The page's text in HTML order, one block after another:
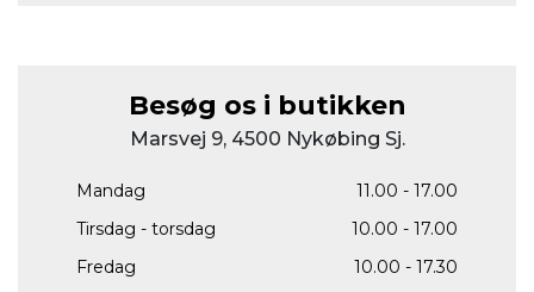
Besøg os i butikken
Marsvej 9, 4500 Nykøbing Sj.
Mandag
11.00 - 17.00
Tirsdag - torsdag
10.00 - 17.00
Fredag
10.00 - 17.30